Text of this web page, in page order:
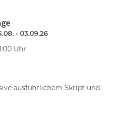
- 03.09.26
Uhr
ausführlichem Skript und